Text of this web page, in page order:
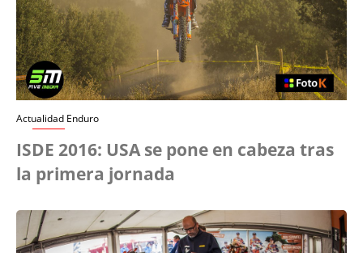
Actualidad Enduro
ISDE 2016: USA se pone en cabeza tras
la primera jornada